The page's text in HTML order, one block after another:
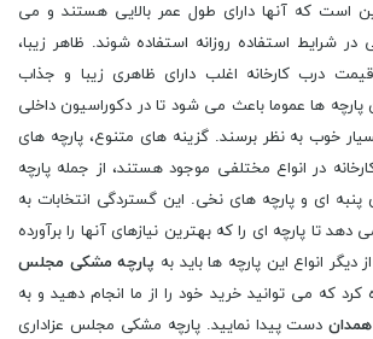
است که آنها دارای طول عمر بالایی هستند و می
در شرایط استفاده روزانه استفاده شوند. ظاهر زیبا،
درب کارخانه اغلب دارای ظاهری زیبا و جذاب
ها عموما باعث می شود تا در دکوراسیون داخلی
خوب به نظر برسند. گزینه های متنوع، پارچه های
در انواع مختلفی موجود هستند، از جمله پارچه
پنبه ای و پارچه های نخی. این گستردگی انتخابات به
دهد تا پارچه ای را که بهترین نیازهای آنها را برآورده
انواع این پارچه ها باید به پارچه مشکی مجلس
کرد که می توانید خرید خود را از ما انجام دهید و به
دست پیدا نمایید. پارچه مشکی مجلس عزاداری